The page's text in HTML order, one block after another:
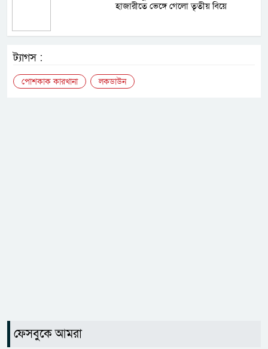
হাজারীতে ভেঙ্গে গেলো তৃতীয় বিয়ে
ট্যাগস :
পোশকাক কারখানা লকডাউন
ফেসবুকে আমরা